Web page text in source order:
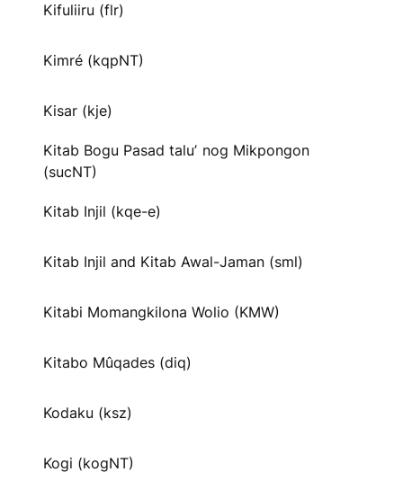
Kifuliiru (flr)
Kimré (kqpNT)
Kisar (kje)
Kitab Bogu Pasad taluʼ nog Mikpongon
(sucNT)
Kitab Injil (kqe-e)
Kitab Injil and Kitab Awal-Jaman (sml)
Kitabi Momangkilona Wolio (KMW)
Kitabo Mûqades (diq)
Kodaku (ksz)
Kogi (kogNT)